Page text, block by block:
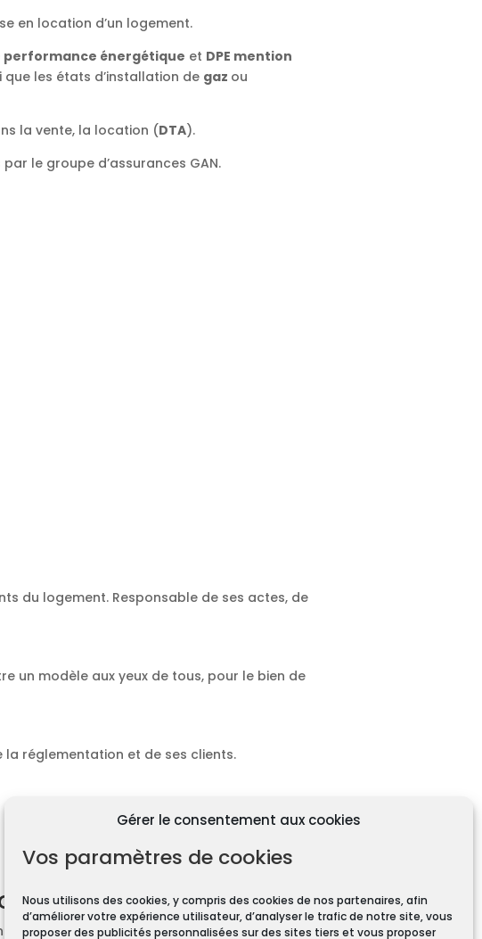
Gérer le consentement aux cookies
Vos paramètres de cookies
Nous utilisons des cookies, y compris des cookies de nos partenaires, afin
d’améliorer votre expérience utilisateur, d’analyser le trafic de notre site, vous
proposer des publicités personnalisées sur des sites tiers et vous proposer
en location d’un logement.
performance énergétique et DPE mention
que les états d’installation de gaz ou
la vente, la location (DTA).
le groupe d’assurances GAN.
du logement. Responsable de ses actes, de
un modèle aux yeux de tous, pour le bien de
la réglementation et de ses clients.
?
obligatoires pour toute transaction